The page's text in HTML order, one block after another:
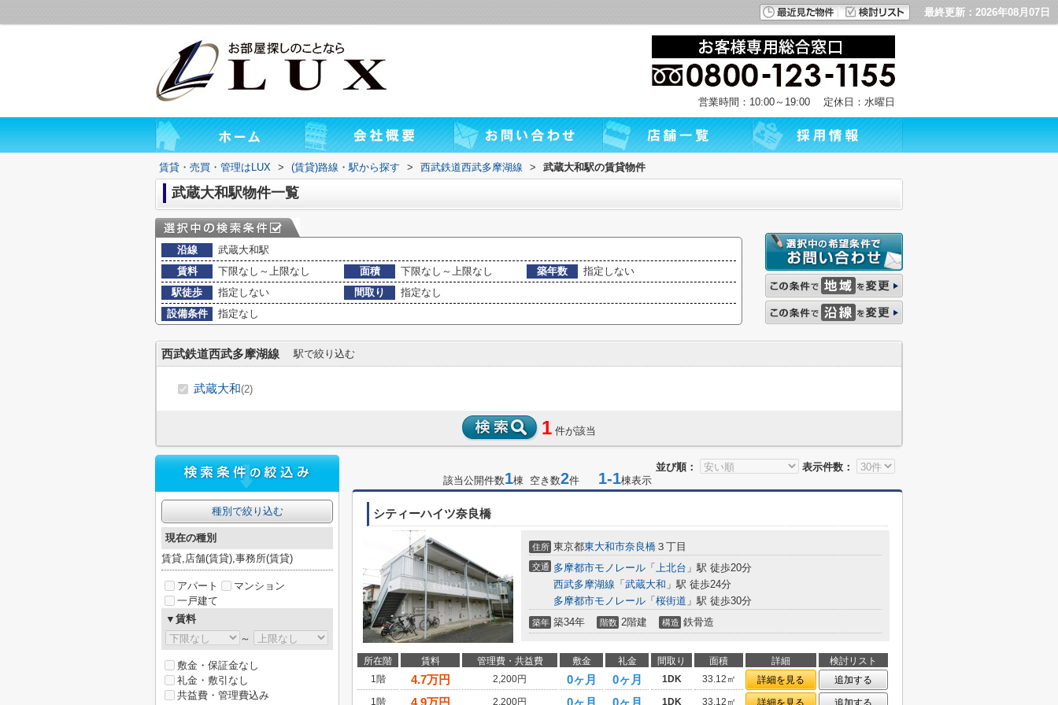
最終更新：2026年08月07日
営業時間：10:00～19:00 定休日：水曜日
賃貸・売買・管理はLUX > (賃貸)路線・駅から探す > 西武鉄道西武多摩湖線 > 武蔵大和駅の賃貸物件
武蔵大和駅物件一覧
沿線
武蔵大和駅
賃料
下限なし～上限なし 面積 下限なし～上限なし 築年数
指定しない
駅徒歩
指定しない 間取り
指定なし
設備条件
指定なし
西武鉄道西武多摩湖線 駅で絞り込む
武蔵大和(2)
1 件が該当
並び順：
表示件数：
該当公開件数1棟 空き数2件 1-1棟表示
シティーハイツ奈良橋
住所 東京都東大和市奈良橋 ３丁目
交通 多摩都市モノレール 「 上北台 」駅 徒歩20分
西武多摩湖線 「 武蔵大和 」駅 徒歩24分
多摩都市モノレール 「 桜街道 」駅 徒歩30分
築年 築34年 階数 2階建 構造 鉄骨造
所在階 賃料 管理費・共益費 敷金 礼金 間取り 面積 詳細
検討リスト
1階
4.7万円 2,200円 0ヶ月 0ヶ月 1DK 33.12㎡ 詳細を見る
追加する
1階
4.9万円 2,200円 0ヶ月 0ヶ月 1DK 33.12㎡ 詳細を見る 追加する
種別で絞り込む
現在の種別
賃貸,店舗(賃貸),事務所(賃貸)
アパート
マンション
一戸建て
▼賃料
～
敷金・保証金なし
礼金・敷引なし
共益費・管理費込み